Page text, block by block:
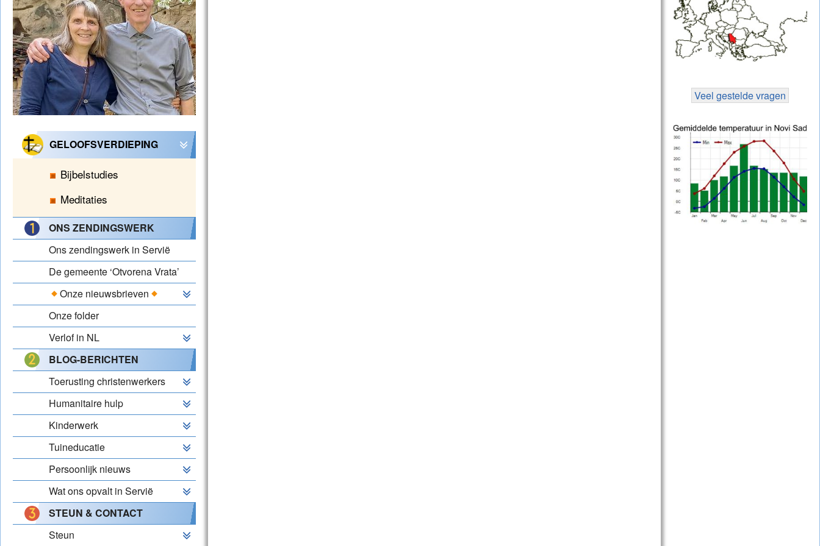
GELOOFSVERDIEPING
Bijbelstudies
Meditaties
ONS ZENDINGSWERK
Ons zendingswerk in Servië
De gemeente ‘Otvorena Vrata’
Onze nieuwsbrieven
Onze folder
Verlof in NL
BLOG-BERICHTEN
Toerusting christenwerkers
Humanitaire hulp
Kinderwerk
Tuineducatie
Persoonlijk nieuws
Wat ons opvalt in Servië
STEUN & CONTACT
Steun
Veel gestelde vragen